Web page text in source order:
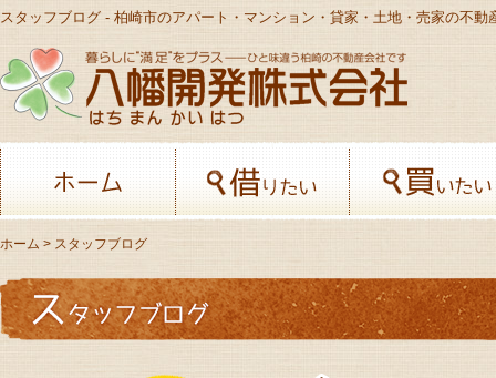
スタッフブログ - 柏崎市のアパート・マンション・貸家・土地・売家の不動
ホーム 借りたい
ホーム > スタッフブログ